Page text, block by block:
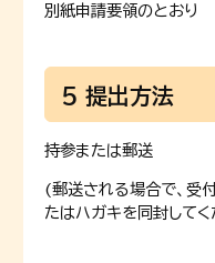
別紙申請要領のとおり
5 提出方法
持参または郵送
(郵送される場合で、受
たはハガキを同封してく